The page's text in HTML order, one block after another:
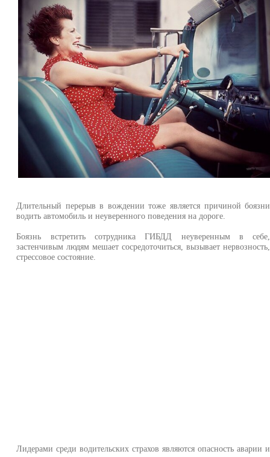
Длительный перерыв в вождении тоже является причиной боязни
водить автомобиль и неуверенного поведения на дороге.
Боязнь встретить сотрудника ГИБДД неуверенным в себе,
застенчивым людям мешает сосредоточиться, вызывает нервозность,
стрессовое состояние.
Лидерами среди водительских страхов являются опасность аварии и